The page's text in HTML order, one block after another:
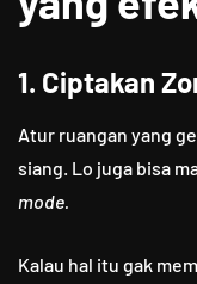
1. Ciptakan
Atur ruangan yang
siang. Lo juga bisa
mode.
Kalau hal itu gak